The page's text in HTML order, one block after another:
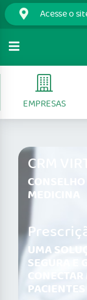
EMPRESAS
CRM
CONSELHO
MEDICINA
UMA
SEGURA E